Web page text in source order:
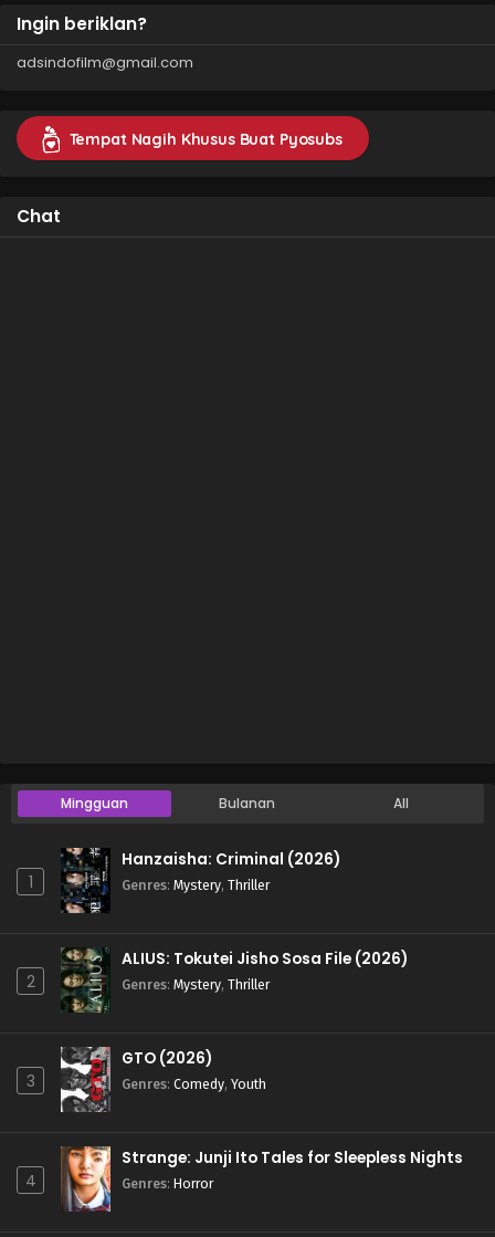
Ingin beriklan?
adsindofilm@gmail.com
Tempat Nagih Khusus Buat Pyosubs
Chat
Mingguan Bulanan All
1
Hanzaisha: Criminal (2026)
Genres: Mystery, Thriller
2
ALIUS: Tokutei Jisho Sosa File (2026)
Genres: Mystery, Thriller
3
GTO (2026)
Genres: Comedy, Youth
4
Strange: Junji Ito Tales for Sleepless Nights
Genres: Horror